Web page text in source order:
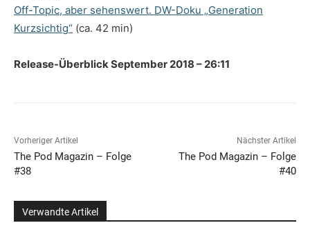
Off-Topic, aber sehenswert. DW-Doku „Generation
Kurzsichtig“ (ca. 42 min)
Release-Überblick September 2018 – 26:11
Vorheriger Artikel
The Pod Magazin – Folge
#38
Nächster Artikel
The Pod Magazin – Folge
#40
Verwandte Artikel